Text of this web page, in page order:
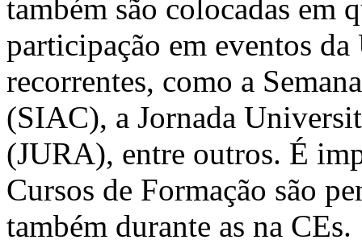
também são colocadas em
participação em eventos
recorrentes, como a
(SIAC), a Jornada
(JURA), entre outros. É
Cursos de Formação são
também durante as na CEs.